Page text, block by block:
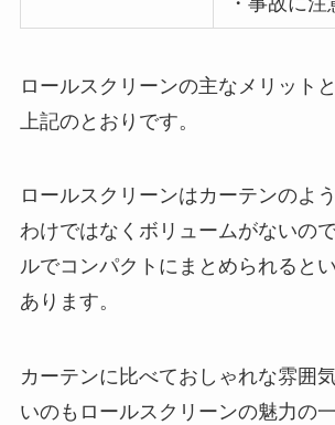
ロールスクリーンの主なメリット
上記のとおりです。
ロールスクリーンはカーテンのよ
わけではなくボリュームがないの
ルでコンパクトにまとめられると
あります。
カーテンに比べておしゃれな雰囲
いのもロールスクリーンの魅力の一